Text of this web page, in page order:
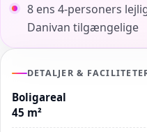
8 ens 4-personers
Danivan tilgængelige
DETALJER &
Boligareal
45 m²